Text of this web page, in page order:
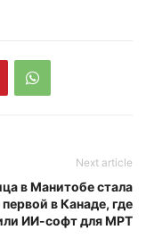
Next article
в Манитобе стала
первой в Канаде, где
ИИ-софт для МРТ